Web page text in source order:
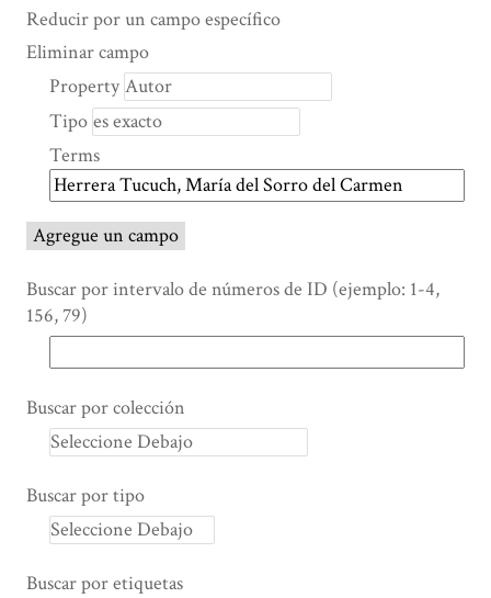
Number
rows
"Reducir
por
campo
específico":
1
Reducir por un campo específico
Search Property
Tipo de búsqueda
Términos de búsqueda
Ensamblador de Búsqueda
Eliminar campo
Property
Tipo
Terms
Agregue un campo
Buscar por intervalo de números de ID (ejemplo: 1-4,
156, 79)
Buscar por colección
Buscar por tipo
Buscar por etiquetas